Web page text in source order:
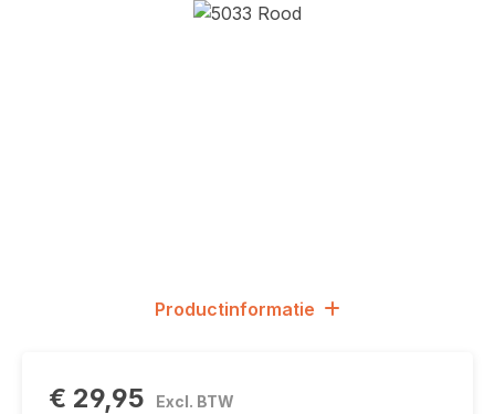
Afbeeldingengalerij overslaan
Productinformatie
€ 29,95 Excl. BTW